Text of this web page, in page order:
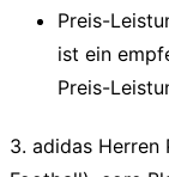
Preis-
ist ein
Preis-
3. adidas